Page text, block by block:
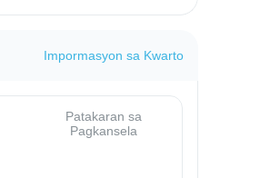
Impormasyon sa Kwarto
Patakaran sa
Pagkansela